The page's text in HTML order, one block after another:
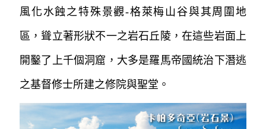
風化水蝕之特殊景觀-格萊梅山谷與其周圍地
區，聳立著形狀不一之岩石丘陵，在這些岩面上
開鑿了上千個洞窟，大多是羅馬帝國統治下潛逃
之基督修士所建之修院與聖堂。